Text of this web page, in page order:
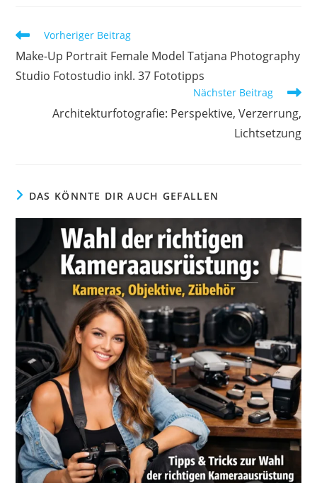
Weitere
Artikel
ansehen
Vorheriger Beitrag
Make-Up Portrait Female Model Tatjana Photography
Studio Fotostudio inkl. 37 Fototipps
Nächster Beitrag
Architekturfotografie: Perspektive, Verzerrung,
Lichtsetzung
DAS KÖNNTE DIR AUCH GEFALLEN